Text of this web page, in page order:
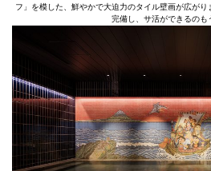
フ」を模した、鮮やかで大迫力のタイル壁画が広が
完備し、サ活ができるのも